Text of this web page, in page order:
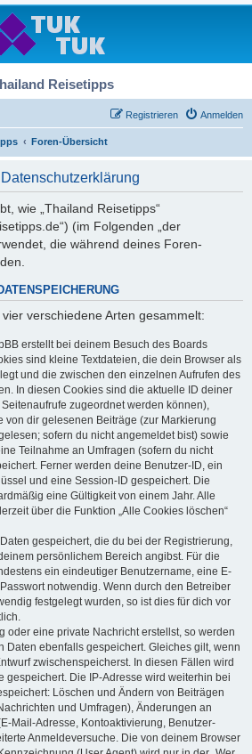
Reisetipps
Anmelden
Registrieren
Foren-Übersicht
wie „Thailand Reisetipps“
(im Folgenden „der
die während deines Foren-
verschiedene Arten gesammelt:
erstellt bei deinem Besuch des Boards
sind kleine Textdateien, die dein Browser als
und die zwischen den einzelnen Aufrufen des
In diesen Cookies sind die aktuelle ID deiner
zugeordnet werden können),
von dir gelesenen Beiträge (zur Markierung
sofern du nicht angemeldet bist) sowie
Teilnahme an Umfragen (sofern du nicht
Ferner werden deine Benutzer-ID, ein
und eine Session-ID gespeichert. Die
eine Gültigkeit von einem Jahr. Alle
über die Funktion „Alle Cookies löschen“
gespeichert, die du bei der Registrierung,
persönlichem Bereich angibst. Für die
ein eindeutiger Benutzername, eine E-
notwendig. Wenn durch den Betreiber
festgelegt wurden, so ist dies für dich vor
oder eine private Nachricht erstellst, so werden
Daten ebenfalls gespeichert. Gleiches gilt, wenn
zwischenspeicherst. In diesen Fällen wird
gespeichert. Die IP-Adresse wird weiterhin bei
Löschen und Ändern von Beiträgen
und Umfragen), Änderungen an
Mail-Adresse, Kontoaktivierung, Benutzer-
Anmeldeversuche. Die von deinem Browser